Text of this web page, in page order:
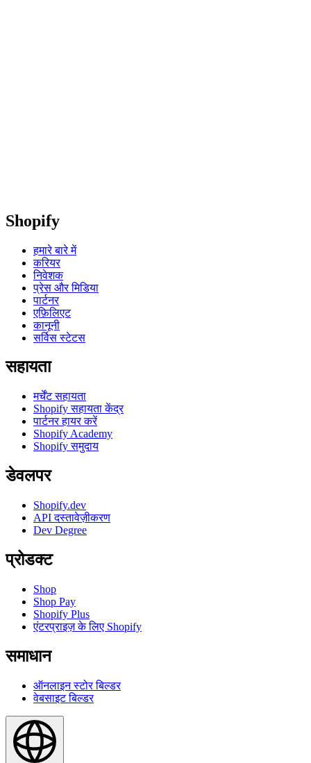
Shopify
हमारे बारे में
करियर
निवेशक
प्रेस और मिडिया
पार्टनर
एफ़िलिएट
कानूनी
सर्विस स्टेटस
सहायता
मर्चेंट सहायता
Shopify सहायता केंद्र
पार्टनर हायर करें
Shopify Academy
Shopify समुदाय
डेवलपर
Shopify.dev
API दस्तावेज़ीकरण
Dev Degree
प्रोडक्ट
Shop
Shop Pay
Shopify Plus
एंटरप्राइज़ के लिए Shopify
समाधान
ऑनलाइन स्टोर बिल्डर
वेबसाइट बिल्डर